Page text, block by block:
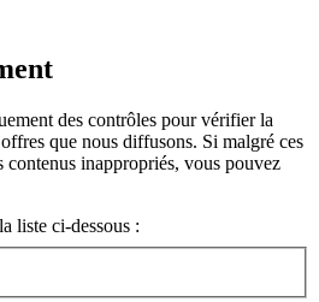
des contrôles pour vérifier la
que nous diffusons. Si malgré ces
contenus inappropriés, vous pouvez
liste ci-dessous :